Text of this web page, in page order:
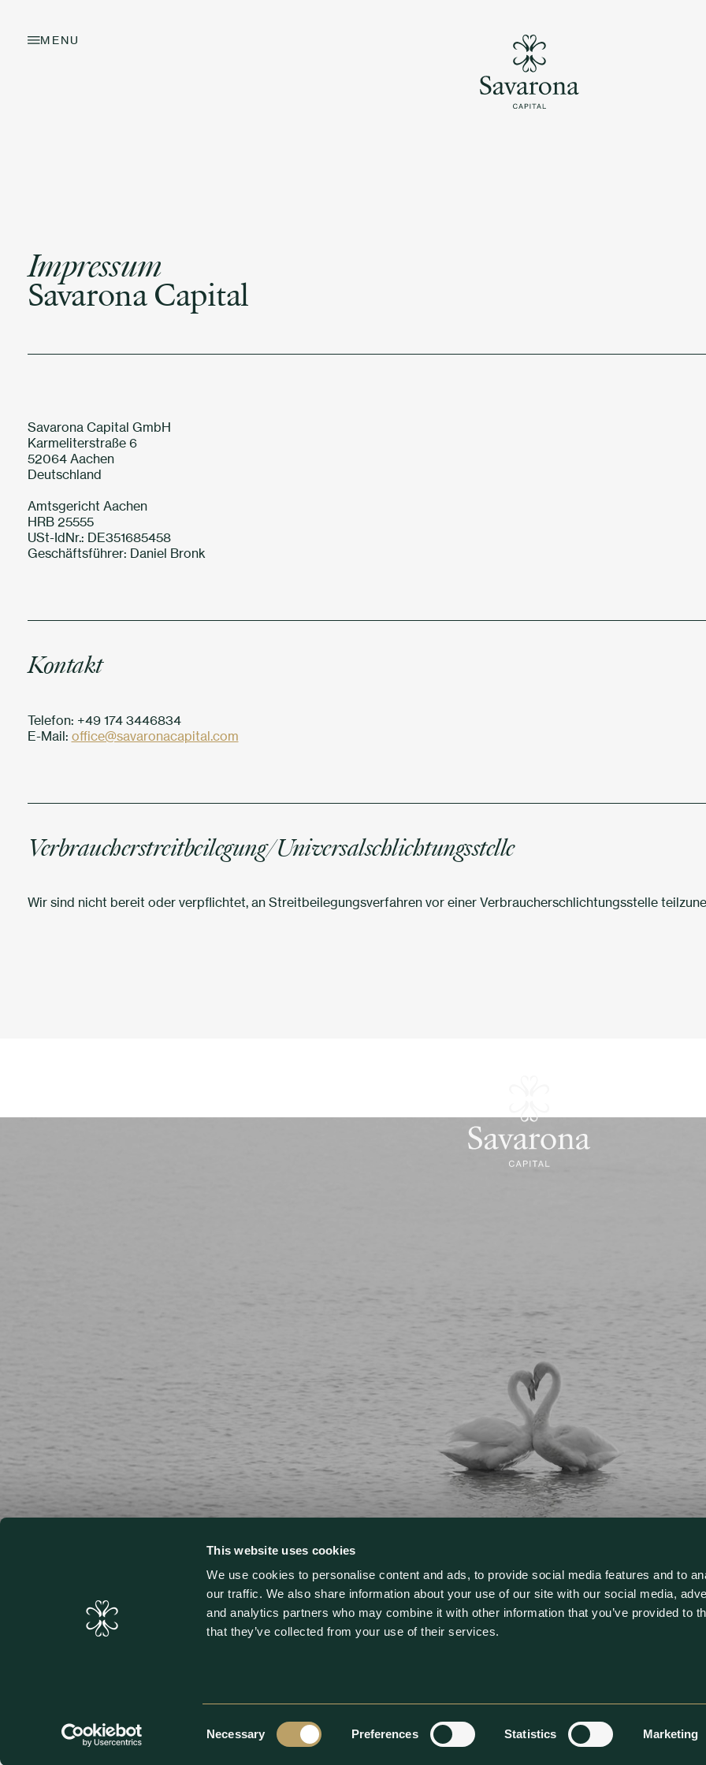
This website uses cookies
We use cookies to personalise content and ads, to provide social media features and to
our traffic. We also share information about your use of our site with our social media,
and analytics partners who may combine it with other information that you’ve provided to
that they’ve collected from your use of their services.
Necessary Preferences Statistics Marketing
MENU
Impressum
Savarona Capital
Savarona Capital GmbH
Karmeliterstraße 6
52064 Aachen
Deutschland
Amtsgericht Aachen
HRB 25555
USt-IdNr.: DE351685458
Geschäftsführer: Daniel Bronk
Kontakt
Telefon: +49 174 3446834
E-Mail: office@savaronacapital.com
Verbraucherstreitbeilegung/Universalschlichtungsstelle
Wir sind nicht bereit oder verpflichtet, an Streitbeilegungsverfahren vor einer Verbraucherschlichtungsstelle
COPYRIGHT SAVARONA CAPITAL 2026